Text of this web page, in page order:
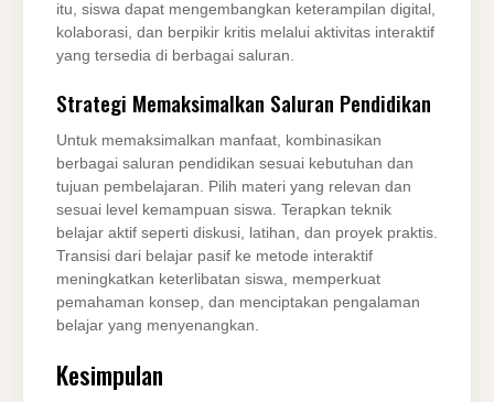
itu, siswa dapat mengembangkan keterampilan digital,
kolaborasi, dan berpikir kritis melalui aktivitas interaktif
yang tersedia di berbagai saluran.
Strategi Memaksimalkan Saluran Pendidikan
Untuk memaksimalkan manfaat, kombinasikan
berbagai saluran pendidikan sesuai kebutuhan dan
tujuan pembelajaran. Pilih materi yang relevan dan
sesuai level kemampuan siswa. Terapkan teknik
belajar aktif seperti diskusi, latihan, dan proyek praktis.
Transisi dari belajar pasif ke metode interaktif
meningkatkan keterlibatan siswa, memperkuat
pemahaman konsep, dan menciptakan pengalaman
belajar yang menyenangkan.
Kesimpulan